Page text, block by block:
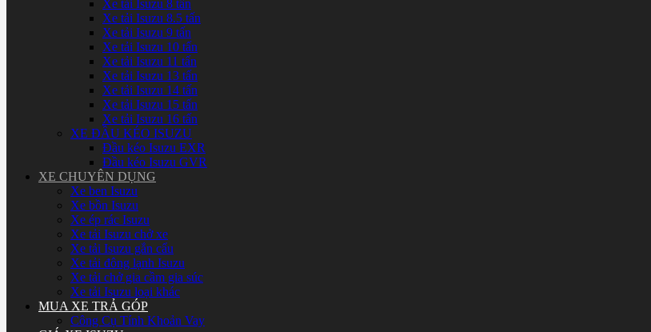
Xe tải Isuzu 8 tấn
Xe tải Isuzu 8.5 tấn
Xe tải Isuzu 9 tấn
Xe tải Isuzu 10 tấn
Xe tải Isuzu 11 tấn
Xe tải Isuzu 13 tấn
Xe tải Isuzu 14 tấn
Xe tải Isuzu 15 tấn
Xe tải Isuzu 16 tấn
XE ĐẦU KÉO ISUZU
Đầu kéo Isuzu EXR
Đầu kéo Isuzu GVR
XE CHUYÊN DỤNG
Xe ben Isuzu
Xe bồn Isuzu
Xe ép rác Isuzu
Xe tải Isuzu chở xe
Xe tải Isuzu gắn cẩu
Xe tải đông lạnh Isuzu
Xe tải chở gia cầm gia súc
Xe tải Isuzu loại khác
MUA XE TRẢ GÓP
Công Cụ Tính Khoản Vay